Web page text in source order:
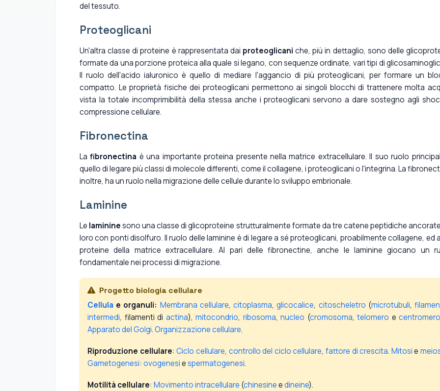
del tessuto.
Proteoglicani
Un'altra classe di proteine è rappresentata dai proteoglicani che, più in dettaglio, sono delle
formate da una porzione proteica alla quale si legano, con sequenze ordinate, vari tipi di
Il ruolo dell'acido ialuronico è quello di mediare l'aggancio di più proteoglicani, per formare un
compatto. Le proprietà fisiche dei proteoglicani permettono ai singoli blocchi di trattenere molta
vista la totale incomprimibilità della stessa anche i proteoglicani servono a dare sostegno agli
compressione cellulare.
Fibronectina
Lafibronectina è una importante proteina presente nella matrice extracellulare. Il suo ruolo
quello di legare più classi di molecole differenti, come il collagene, i proteoglicani o l'integrina. La
inoltre, ha un ruolo nella migrazione delle cellule durante lo sviluppo embrionale.
Laminine
Le lamininesono una classe di glicoproteine strutturalmente formate da tre catene peptidiche
loro con ponti disolfuro. Il ruolo delle laminine è di legare a sé proteoglicani, proabilmente collagene, ed
proteine della matrice extracellulare. Al pari delle fibronectine, anche le laminine giocano un
fondamentale nei processi di migrazione.
Progetto biologia cellulare
Cellula e organuli: Membrana cellulare,citoplasma,glicocalice, citoscheletro (microtubuli,
intermedi, filamenti di actina), mitocondrio, ribosoma, nucleo (cromosoma, telomero e centromero
Apparato del Golgi.Organizzazione cellulare.
Riproduzione cellulare:Ciclo cellulare, controllo del ciclo cellulare, fattore di crescita. Mitosie
Gametogenesi: ovogenesiespermatogenesi.
Motilità cellulare: Movimento intracellulare (chinesineedineine).